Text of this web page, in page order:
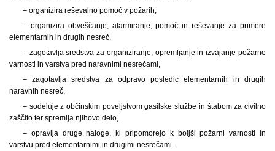
– organizira reševalno pomoč v požarih,
– organizira obveščanje, alarmiranje, pomoč in reševanje za primere
elementarnih in drugih nesreč,
– zagotavlja sredstva za organiziranje, opremljanje in izvajanje požarne
varnosti in varstva pred naravnimi nesrečami,
– zagotavlja sredstva za odpravo posledic elementarnih in drugih
naravnih nesreč,
– sodeluje z občinskim poveljstvom gasilske službe in štabom za civilno
zaščito ter spremlja njihovo delo,
– opravlja druge naloge, ki pripomorejo k boljši požarni varnosti in
varstvu pred elementarnimi in drugimi nesrečami.